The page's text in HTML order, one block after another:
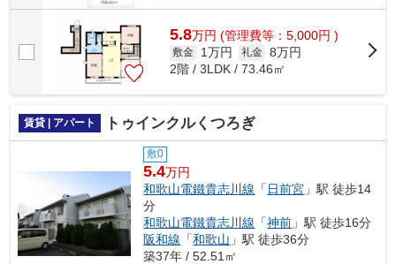
5.8万円 (管理費等：5,000円 )
敷金 1万円 礼金 8万円
2階 / 3LDK / 73.46㎡
賃貸 | アパート トゥインクルくつろぎ
敷0
5.4万円
和歌山電鐵貴志川線 「 日前宮 」駅 徒歩14
分
和歌山電鐵貴志川線 「神前 」駅 徒歩16分
阪和線 「和歌山 」駅 徒歩36分
築37年 / 52.51㎡